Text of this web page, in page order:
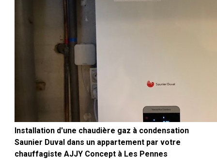
Installation d'une chaudière gaz à condensation
Saunier Duval dans un appartement par votre
chauffagiste AJJY Concept à Les Pennes